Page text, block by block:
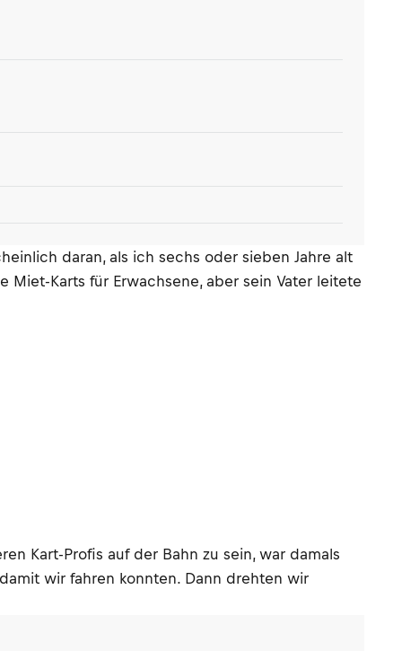
daran, als ich sechs oder sieben Jahre alt
Karts für Erwachsene, aber sein Vater leitete
Kart-Profis auf der Bahn zu sein, war damals
wir fahren konnten. Dann drehten wir